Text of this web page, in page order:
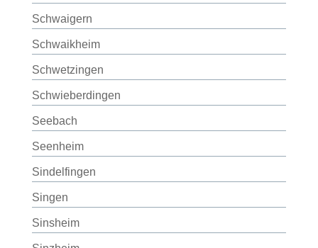
Schwaigern
Schwaikheim
Schwetzingen
Schwieberdingen
Seebach
Seenheim
Sindelfingen
Singen
Sinsheim